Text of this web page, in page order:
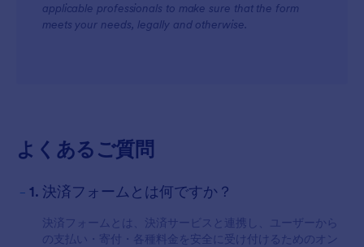
applicable professionals to make sure that the form
meets your needs, legally and otherwise.
よくあるご質問
- 1. 決済フォームとは何ですか？
決済フォームとは、決済サービスと連携し、ユーザーから
の支払い・寄付・各種料金を安全に受け付けるためのオン